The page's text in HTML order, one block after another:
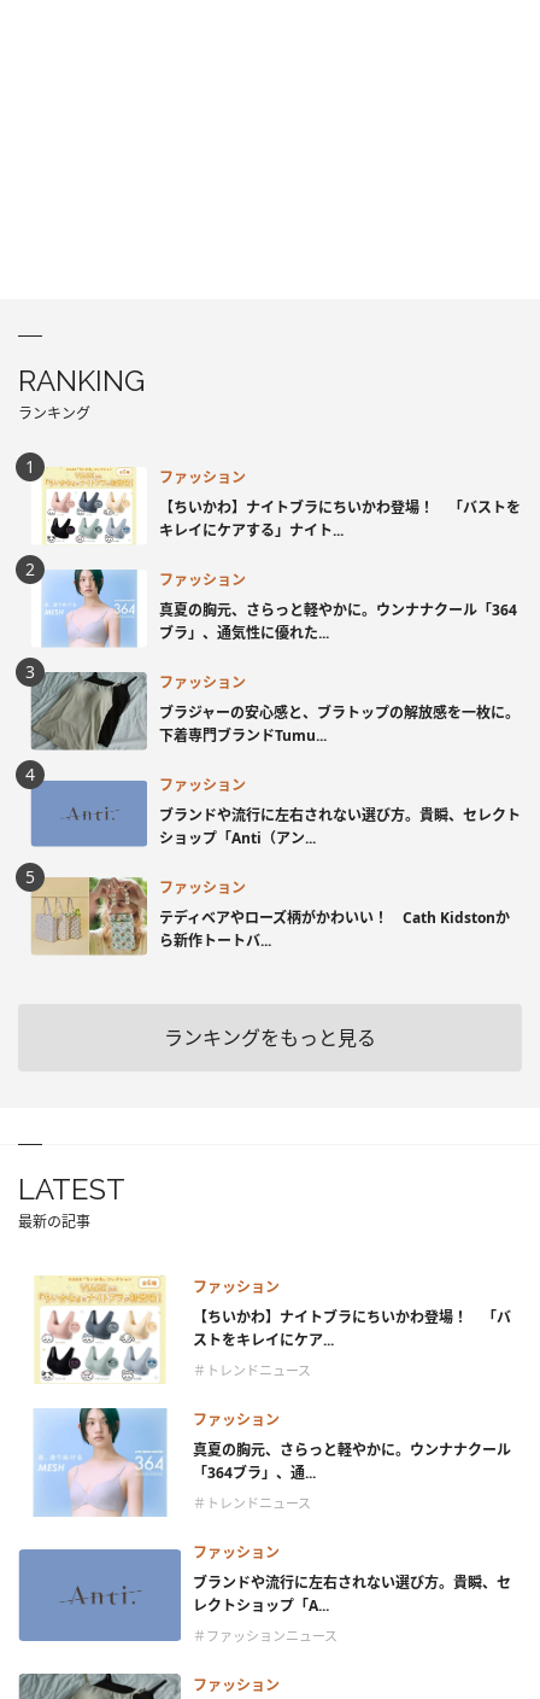
RANKING
ランキング
ファッション
【ちいかわ】ナイトブラにちいかわ登場！ 「バストを
キレイにケアする」ナイト...
ファッション
真夏の胸元、さらっと軽やかに。ウンナナクール「364
ブラ」、通気性に優れた...
ファッション
ブラジャーの安心感と、ブラトップの解放感を一枚に。
下着専門ブランドTumu...
ファッション
ブランドや流行に左右されない選び方。貴瞬、セレクト
ショップ「Anti（アン...
ファッション
テディベアやローズ柄がかわいい！ Cath Kidstonか
ら新作トートバ...
ランキングをもっと見る
LATEST
最新の記事
ファッション
【ちいかわ】ナイトブラにちいかわ登場！ 「バ
ストをキレイにケア...
＃トレンドニュース
ファッション
真夏の胸元、さらっと軽やかに。ウンナナクール
「364ブラ」、通...
＃トレンドニュース
ファッション
ブランドや流行に左右されない選び方。貴瞬、セ
レクトショップ「A...
＃ファッションニュース
ファッション